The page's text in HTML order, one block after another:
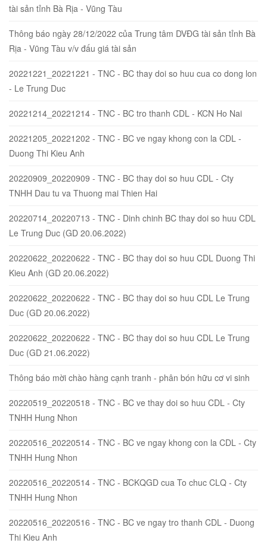
tài sản tỉnh Bà Rịa - Vũng Tàu
Thông báo ngày 28/12/2022 của Trung tâm DVĐG tài sản tỉnh Bà
Rịa - Vũng Tàu v/v đấu giá tài sản
20221221_20221221 - TNC - BC thay doi so huu cua co dong lon
- Le Trung Duc
20221214_20221214 - TNC - BC tro thanh CDL - KCN Ho Nai
20221205_20221202 - TNC - BC ve ngay khong con la CDL -
Duong Thi Kieu Anh
20220909_20220909 - TNC - BC thay doi so huu CDL - Cty
TNHH Dau tu va Thuong mai Thien Hai
20220714_20220713 - TNC - Dinh chinh BC thay doi so huu CDL
Le Trung Duc (GD 20.06.2022)
20220622_20220622 - TNC - BC thay doi so huu CDL Duong Thi
Kieu Anh (GD 20.06.2022)
20220622_20220622 - TNC - BC thay doi so huu CDL Le Trung
Duc (GD 20.06.2022)
20220622_20220622 - TNC - BC thay doi so huu CDL Le Trung
Duc (GD 21.06.2022)
Thông báo mời chào hàng cạnh tranh - phân bón hữu cơ vi sinh
20220519_20220518 - TNC - BC ve thay doi so huu CDL - Cty
TNHH Hung Nhon
20220516_20220514 - TNC - BC ve ngay khong con la CDL - Cty
TNHH Hung Nhon
20220516_20220514 - TNC - BCKQGD cua To chuc CLQ - Cty
TNHH Hung Nhon
20220516_20220516 - TNC - BC ve ngay tro thanh CDL - Duong
Thi Kieu Anh